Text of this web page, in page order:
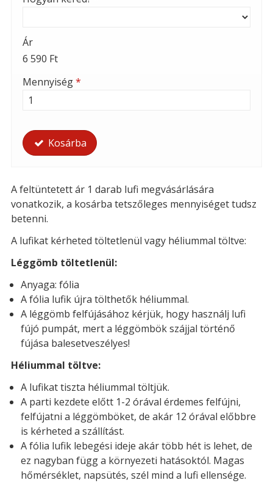
Ár
6 590 Ft
Mennyiség*
Kosárba
A feltüntetett ár 1 darab lufi megvásárlására
vonatkozik, a kosárba tetszőleges mennyiséget tudsz
betenni.
A lufikat kérheted töltetlenül vagy héliummal töltve:
Léggömb töltetlenül:
Anyaga: fólia
A fólia lufik újra tölthetők héliummal.
A léggömb felfújásához kérjük, hogy használj lufi
fújó pumpát, mert a léggömbök szájjal történő
fújása balesetveszélyes!
Héliummal töltve:
A lufikat tiszta héliummal töltjük.
A parti kezdete előtt 1-2 órával érdemes felfújni,
felfújatni a léggömböket, de akár 12 órával előbbre
is kérheted a szállítást.
A fólia lufik lebegési ideje akár több hét is lehet, de
ez nagyban függ a környezeti hatásoktól. Magas
hőmérséklet, napsütés, szél mind a lufi ellensége.